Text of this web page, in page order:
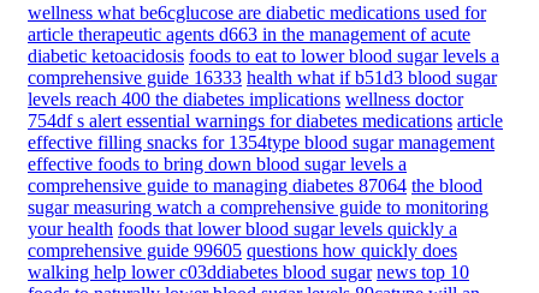
wellness what be6cglucose are diabetic medications used for
article therapeutic agents d663 in the management of acute
diabetic ketoacidosis foods to eat to lower blood sugar levels a
comprehensive guide 16333 health what if b51d3 blood sugar
levels reach 400 the diabetes implications wellness doctor
754df s alert essential warnings for diabetes medications article
effective filling snacks for 1354type blood sugar management
effective foods to bring down blood sugar levels a
comprehensive guide to managing diabetes 87064 the blood
sugar measuring watch a comprehensive guide to monitoring
your health foods that lower blood sugar levels quickly a
comprehensive guide 99605 questions how quickly does
walking help lower c03ddiabetes blood sugar news top 10